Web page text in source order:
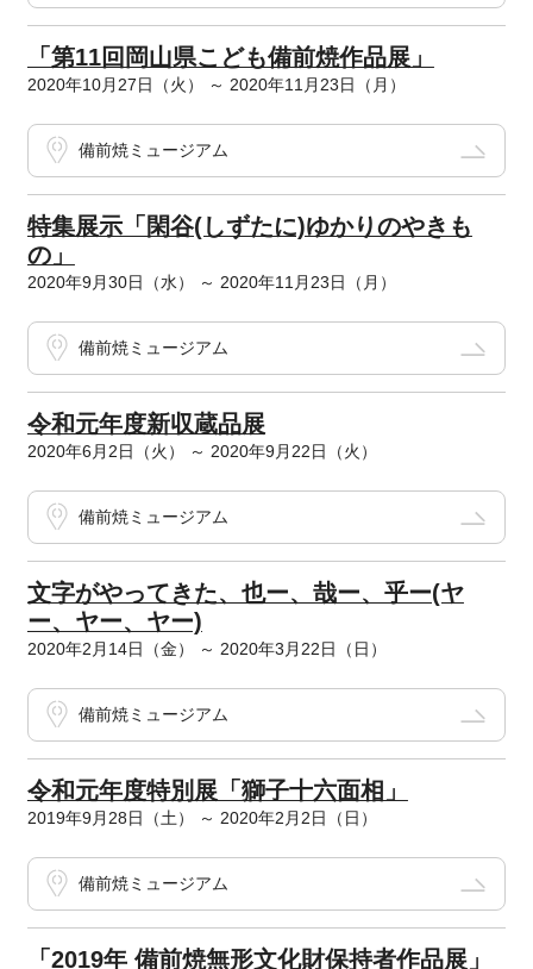
「第11回岡山県こども備前焼作品展」
2020年10月27日（火） ～ 2020年11月23日（月）
備前焼ミュージアム
特集展示「閑谷(しずたに)ゆかりのやきも
の」
2020年9月30日（水） ～ 2020年11月23日（月）
備前焼ミュージアム
令和元年度新収蔵品展
2020年6月2日（火） ～ 2020年9月22日（火）
備前焼ミュージアム
文字がやってきた、也ー、哉ー、乎ー(ヤ
ー、ヤー、ヤー)
2020年2月14日（金） ～ 2020年3月22日（日）
備前焼ミュージアム
令和元年度特別展「獅子十六面相」
2019年9月28日（土） ～ 2020年2月2日（日）
備前焼ミュージアム
「2019年 備前焼無形文化財保持者作品展」